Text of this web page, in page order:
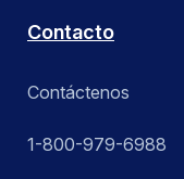
Contacto
Contáctenos
1-800-979-6988